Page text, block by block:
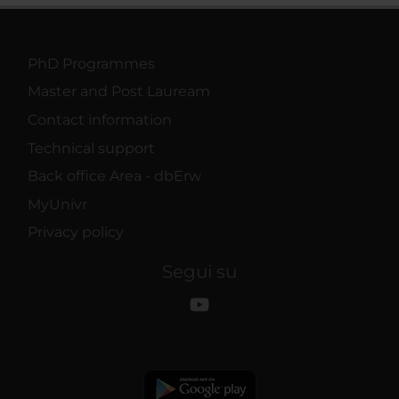
PhD Programmes
Master and Post Lauream
Contact information
Technical support
Back office Area - dbErw
MyUnivr
Privacy policy
Segui su